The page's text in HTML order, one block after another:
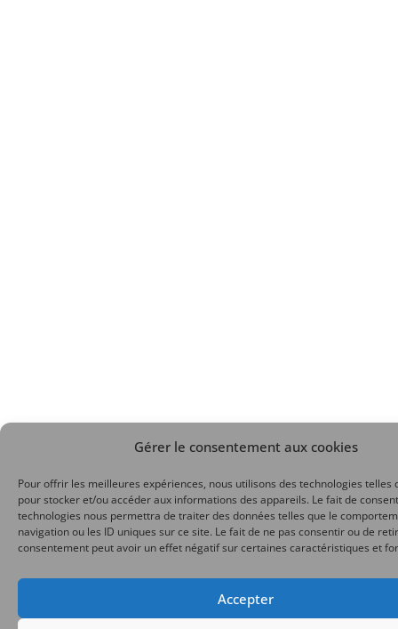
Gérer le consentement aux cookies
Pour offrir les meilleures expériences, nous utilisons des technologies telles
pour stocker et/ou accéder aux informations des appareils. Le fait de
technologies nous permettra de traiter des données telles que le
navigation ou les ID uniques sur ce site. Le fait de ne pas consentir ou de
consentement peut avoir un effet négatif sur certaines caractéristiques et
Accepter